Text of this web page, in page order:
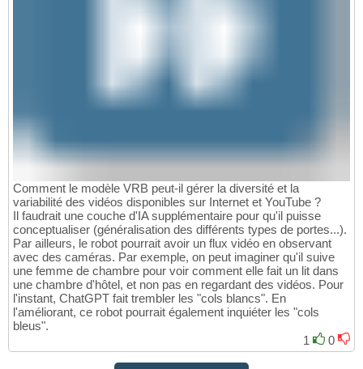
Comment le modèle VRB peut-il gérer la diversité et la
variabilité des vidéos disponibles sur Internet et YouTube ?
Il faudrait une couche d'IA supplémentaire pour qu'il puisse
conceptualiser (généralisation des différents types de portes...).
Par ailleurs, le robot pourrait avoir un flux vidéo en observant
avec des caméras. Par exemple, on peut imaginer qu'il suive
une femme de chambre pour voir comment elle fait un lit dans
une chambre d'hôtel, et non pas en regardant des vidéos. Pour
l'instant, ChatGPT fait trembler les "cols blancs". En
l'améliorant, ce robot pourrait également inquiéter les "cols
bleus".
1
0